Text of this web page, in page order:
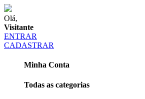
Olá,
Visitante
ENTRAR
CADASTRAR
Minha Conta
Todas as categorias